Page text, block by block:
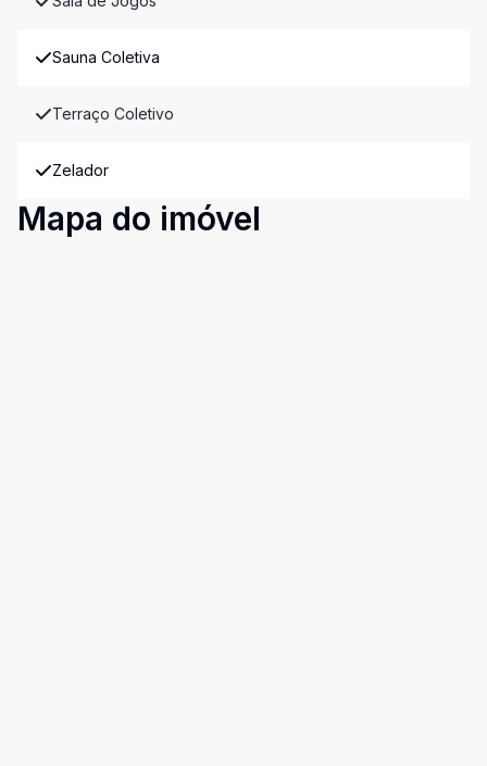
Sauna Coletiva
Terraço Coletivo
Zelador
Mapa do imóvel